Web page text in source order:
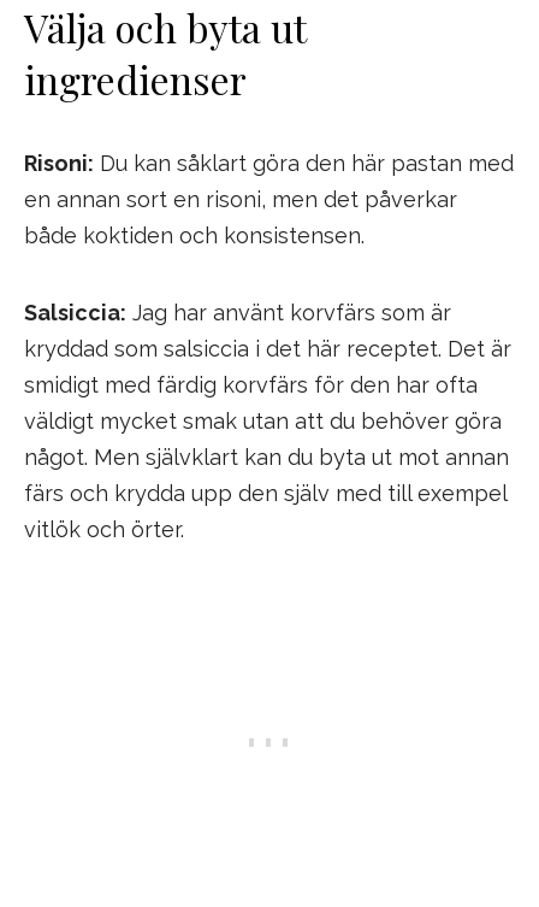
Välja och byta ut
ingredienser
Risoni: Du kan såklart göra den här pastan med
en annan sort en risoni, men det påverkar
både koktiden och konsistensen.
Salsiccia: Jag har använt korvfärs som är
kryddad som salsiccia i det här receptet. Det är
smidigt med färdig korvfärs för den har ofta
väldigt mycket smak utan att du behöver göra
något. Men självklart kan du byta ut mot annan
färs och krydda upp den själv med till exempel
vitlök och örter.